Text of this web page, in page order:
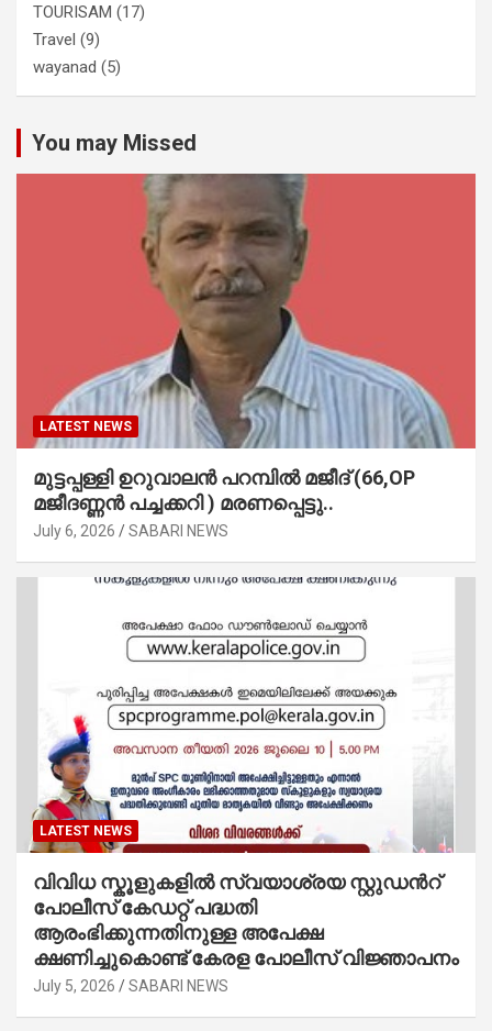
TOURISAM (17)
Travel (9)
wayanad (5)
You may Missed
LATEST NEWS
മുട്ടപ്പള്ളി ഉറുവാലൻ പറമ്പിൽ മജീദ് (66,OP
മജീദണ്ണൻ പച്ചക്കറി ) മരണപ്പെട്ടു..
July 6, 2026 SABARI NEWS
LATEST NEWS
വിവിധ സ്കൂളുകളില്‍ സ്വയാശ്രയ സ്റ്റുഡന്‍റ്
പോലീസ് കേഡറ്റ് പദ്ധതി
ആരംഭിക്കുന്നതിനുള്ള അപേക്ഷ
ക്ഷണിച്ചുകൊണ്ട് കേരള പോലീസ് വിജ്ഞാപനം
July 5, 2026 SABARI NEWS